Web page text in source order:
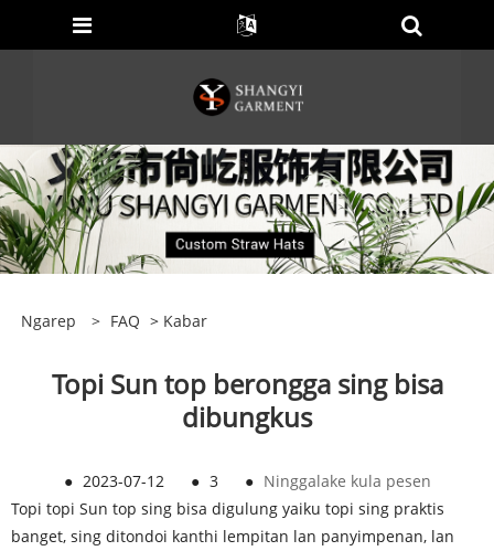
Ngarep > FAQ > Kabar
Topi Sun top berongga sing bisa
dibungkus
● 2023-07-12 ● 3 ● Ninggalake kula pesen
Topi topi Sun top sing bisa digulung yaiku topi sing praktis
banget, sing ditondoi kanthi lempitan lan panyimpenan, lan